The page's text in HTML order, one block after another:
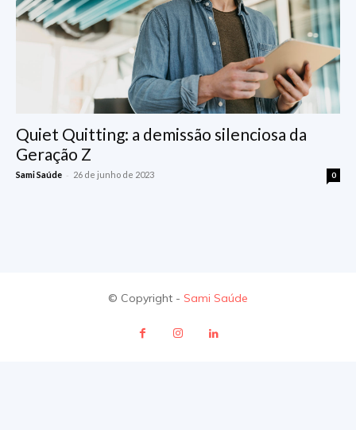
Quiet Quitting: a demissão silenciosa da
Geração Z
Sami Saúde - 26 de junho de 2023 0
© Copyright - Sami Saúde